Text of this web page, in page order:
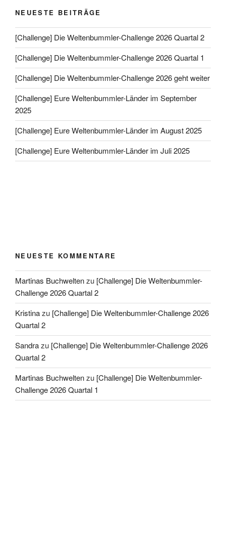
NEUESTE BEITRÄGE
[Challenge] Die Weltenbummler-Challenge 2026 Quartal 2
[Challenge] Die Weltenbummler-Challenge 2026 Quartal 1
[Challenge] Die Weltenbummler-Challenge 2026 geht weiter
[Challenge] Eure Weltenbummler-Länder im September
2025
[Challenge] Eure Weltenbummler-Länder im August 2025
[Challenge] Eure Weltenbummler-Länder im Juli 2025
NEUESTE KOMMENTARE
Martinas Buchweltenzu [Challenge] Die Weltenbummler-
Challenge 2026 Quartal 2
Kristinazu [Challenge] Die Weltenbummler-Challenge 2026
Quartal 2
Sandrazu [Challenge] Die Weltenbummler-Challenge 2026
Quartal 2
Martinas Buchweltenzu [Challenge] Die Weltenbummler-
Challenge 2026 Quartal 1